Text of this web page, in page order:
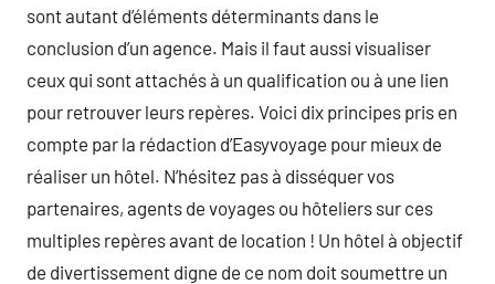
sont autant d’éléments déterminants dans le
conclusion d’un agence. Mais il faut aussi visualiser
ceux qui sont attachés à un qualification ou à une lien
pour retrouver leurs repères. Voici dix principes pris en
compte par la rédaction d’Easyvoyage pour mieux de
réaliser un hôtel. N’hésitez pas à disséquer vos
partenaires, agents de voyages ou hôteliers sur ces
multiples repères avant de location ! Un hôtel à objectif
de divertissement digne de ce nom doit soumettre un